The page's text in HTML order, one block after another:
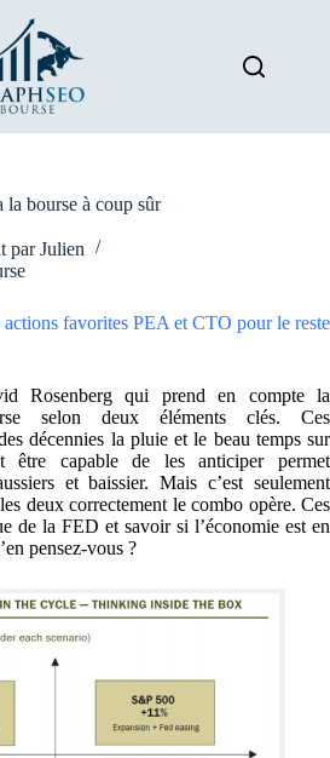
bourse à coup sûr
par Julien
actions favorites PEA et CTO pour le reste
Rosenberg qui prend en compte la
selon deux éléments clés. Ces
décennies la pluie et le beau temps sur
être capable de les anticiper permet
et baissier. Mais c’est seulement
deux correctement le combo opère. Ces
de la FED et savoir si l’économie est en
pensez-vous ?